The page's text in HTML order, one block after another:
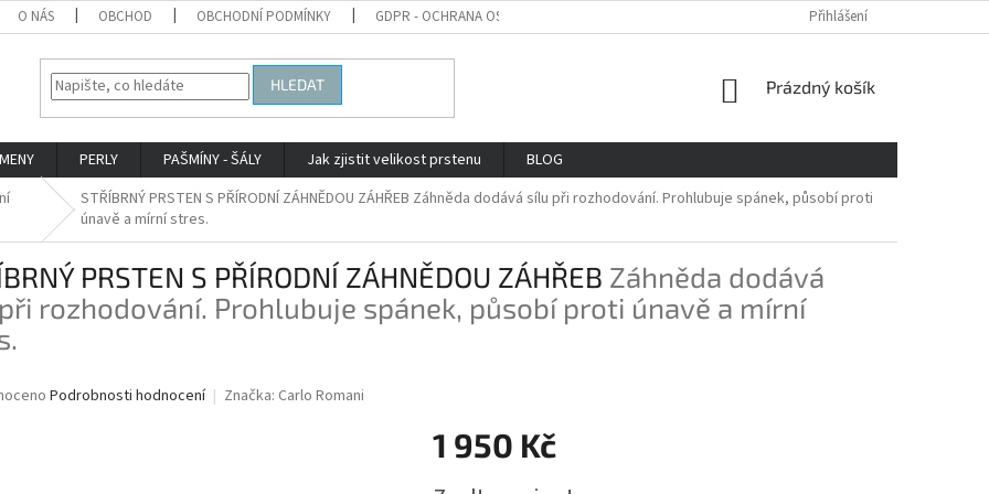
O NÁS OBCHOD OBCHODNÍ PODMÍNKY GDPR - OCHRANA OSOBNÍCH ÚDAJŮ VŠE O NÁKUPU
Přihlášení
HLEDAT
NÁKUPNÍ
Prázdný košík
PERLY PAŠMÍNY - ŠÁLY Jak zjistit velikost prstenu BLOG
STŘÍBRNÝ PRSTEN S PŘÍRODNÍ ZÁHNĚDOU ZÁHŘEB Záhněda dodává sílu při rozhodování. Prohlubuje spánek, působí proti
únavě a mírní stres.
PRSTEN S PŘÍRODNÍ ZÁHNĚDOU ZÁHŘEB Záhněda dodává
rozhodování. Prohlubuje spánek, působí proti únavě a mírní
Podrobnosti hodnocení Značka: Carlo Romani
1 950 Kč